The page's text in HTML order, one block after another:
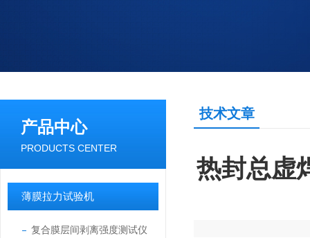
产品中心
PRODUCTS CENTER
薄膜拉力试验机
复合膜层间剥离强度测试仪
技术文章
热封总虚